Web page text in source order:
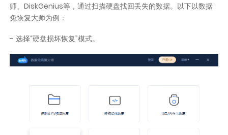
师、DiskGenius等，通过扫描硬盘找回丢失的数据。以下以数据
兔恢复大师为例：
- 选择“硬盘损坏恢复”模式。